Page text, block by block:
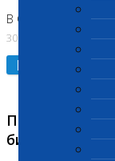
В Сколково. Код
30.07.2026
Подробнее